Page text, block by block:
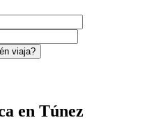
viaja?
en Túnez